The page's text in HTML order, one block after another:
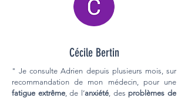
Cécile Bertin
" Je consulte Adrien depuis plusieurs mois, sur
recommandation de mon médecin, pour une
fatigue extrême, de l’anxiété , desproblèmes de